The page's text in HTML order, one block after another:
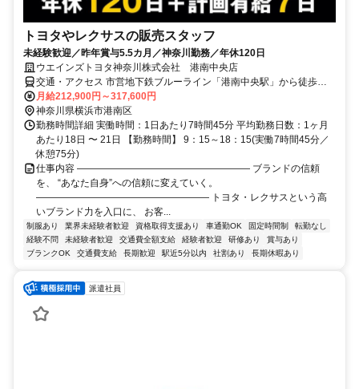
トヨタやレクサスの販売スタッフ
未経験歓迎／昨年賞与5.5カ月／神奈川勤務／年休120日
ウエインズトヨタ神奈川株式会社 港南中央店
交通・アクセス 市営地下鉄ブルーライン「港南中央駅」から徒歩６
分
月給212,900円～317,600円
神奈川県横浜市港南区
勤務時間詳細 実働時間：1日あたり7時間45分 平均勤務日数：1ヶ月
あたり18日 〜 21日 【勤務時間】 9：15～18：15(実働7時間45分／
休憩75分)
仕事内容 ―――――――――――――――――― ブランドの信頼
を、 “あなた自身”への信頼に変えていく。
―――――――――――――――――― トヨタ・レクサスという高
いブランド力を入口に、 お客...
制服あり 業界未経験者歓迎 資格取得支援あり 車通勤OK 固定時間制
転勤なし
経験不問
未経験者歓迎 交通費全額支給 経験者歓迎 研修あり
賞与あり
ブランクOK
交通費支給 長期歓迎 駅近5分以内 社割あり 長期休暇あり
派遣社員